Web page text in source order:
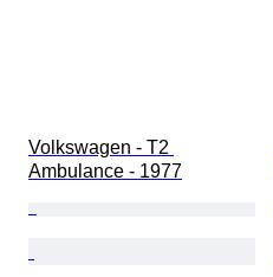
Volkswagen - T2
Ambulance - 1977